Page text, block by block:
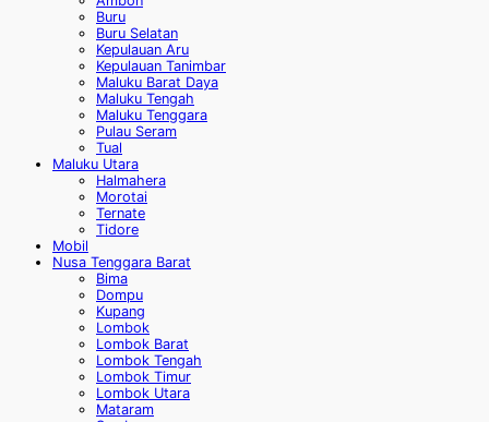
Buru
Buru Selatan
Kepulauan Aru
Kepulauan Tanimbar
Maluku Barat Daya
Maluku Tengah
Maluku Tenggara
Pulau Seram
Tual
Maluku Utara
Halmahera
Morotai
Ternate
Tidore
Mobil
Nusa Tenggara Barat
Bima
Dompu
Kupang
Lombok
Lombok Barat
Lombok Tengah
Lombok Timur
Lombok Utara
Mataram